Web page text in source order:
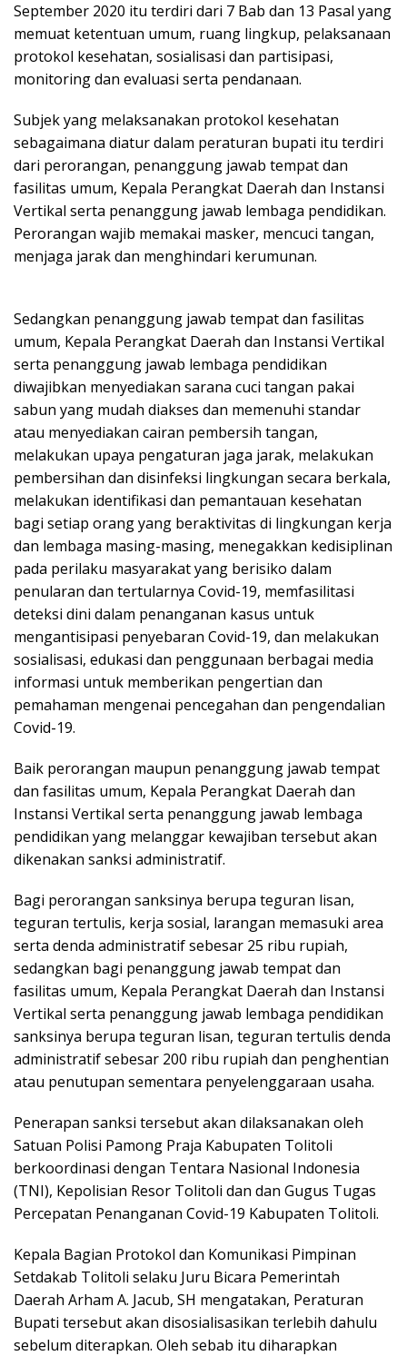
September 2020 itu terdiri dari 7 Bab dan 13 Pasal yang
memuat ketentuan umum, ruang lingkup, pelaksanaan
protokol kesehatan, sosialisasi dan partisipasi,
monitoring dan evaluasi serta pendanaan.
Subjek yang melaksanakan protokol kesehatan
sebagaimana diatur dalam peraturan bupati itu terdiri
dari perorangan, penanggung jawab tempat dan
fasilitas umum, Kepala Perangkat Daerah dan Instansi
Vertikal serta penanggung jawab lembaga pendidikan.
Perorangan wajib memakai masker, mencuci tangan,
menjaga jarak dan menghindari kerumunan.
Sedangkan penanggung jawab tempat dan fasilitas
umum, Kepala Perangkat Daerah dan Instansi Vertikal
serta penanggung jawab lembaga pendidikan
diwajibkan menyediakan sarana cuci tangan pakai
sabun yang mudah diakses dan memenuhi standar
atau menyediakan cairan pembersih tangan,
melakukan upaya pengaturan jaga jarak, melakukan
pembersihan dan disinfeksi lingkungan secara berkala,
melakukan identifikasi dan pemantauan kesehatan
bagi setiap orang yang beraktivitas di lingkungan kerja
dan lembaga masing-masing, menegakkan kedisiplinan
pada perilaku masyarakat yang berisiko dalam
penularan dan tertularnya Covid-19, memfasilitasi
deteksi dini dalam penanganan kasus untuk
mengantisipasi penyebaran Covid-19, dan melakukan
sosialisasi, edukasi dan penggunaan berbagai media
informasi untuk memberikan pengertian dan
pemahaman mengenai pencegahan dan pengendalian
Covid-19.
Baik perorangan maupun penanggung jawab tempat
dan fasilitas umum, Kepala Perangkat Daerah dan
Instansi Vertikal serta penanggung jawab lembaga
pendidikan yang melanggar kewajiban tersebut akan
dikenakan sanksi administratif.
Bagi perorangan sanksinya berupa teguran lisan,
teguran tertulis, kerja sosial, larangan memasuki area
serta denda administratif sebesar 25 ribu rupiah,
sedangkan bagi penanggung jawab tempat dan
fasilitas umum, Kepala Perangkat Daerah dan Instansi
Vertikal serta penanggung jawab lembaga pendidikan
sanksinya berupa teguran lisan, teguran tertulis denda
administratif sebesar 200 ribu rupiah dan penghentian
atau penutupan sementara penyelenggaraan usaha.
Penerapan sanksi tersebut akan dilaksanakan oleh
Satuan Polisi Pamong Praja Kabupaten Tolitoli
berkoordinasi dengan Tentara Nasional Indonesia
(TNI), Kepolisian Resor Tolitoli dan dan Gugus Tugas
Percepatan Penanganan Covid-19 Kabupaten Tolitoli.
Kepala Bagian Protokol dan Komunikasi Pimpinan
Setdakab Tolitoli selaku Juru Bicara Pemerintah
Daerah Arham A. Jacub, SH mengatakan, Peraturan
Bupati tersebut akan disosialisasikan terlebih dahulu
sebelum diterapkan. Oleh sebab itu diharapkan